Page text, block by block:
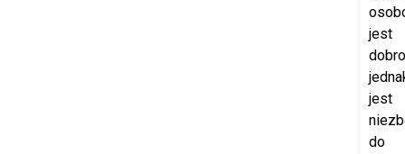
jest
jest
do